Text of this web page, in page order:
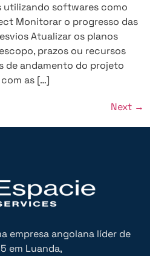
utilizando softwares como
Monitorar o progresso das
Atualizar os planos
prazos ou recursos
de andamento do projeto
as […]
Next →
empresa angolana líder de
em Luanda,